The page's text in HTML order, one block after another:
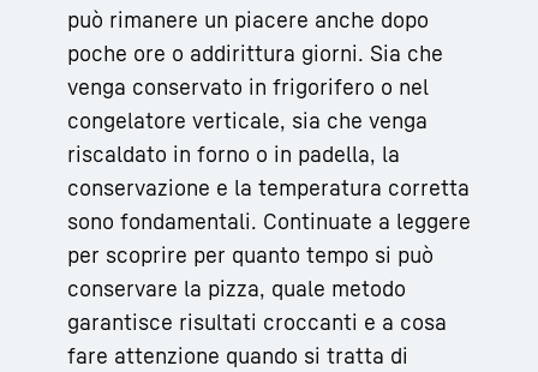
può rimanere un piacere anche dopo
poche ore o addirittura giorni. Sia che
venga conservato in frigorifero o nel
congelatore verticale, sia che venga
riscaldato in forno o in padella, la
conservazione e la temperatura corretta
sono fondamentali. Continuate a leggere
per scoprire per quanto tempo si può
conservare la pizza, quale metodo
garantisce risultati croccanti e a cosa
fare attenzione quando si tratta di